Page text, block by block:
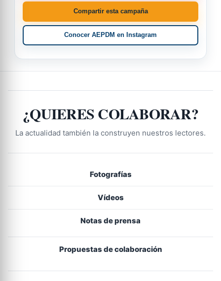
Compartir esta campaña
Conocer AEPDM en Instagram
¿QUIERES COLABORAR?
La actualidad también la construyen nuestros lectores.
Fotografías
Vídeos
Notas de prensa
Propuestas de colaboración